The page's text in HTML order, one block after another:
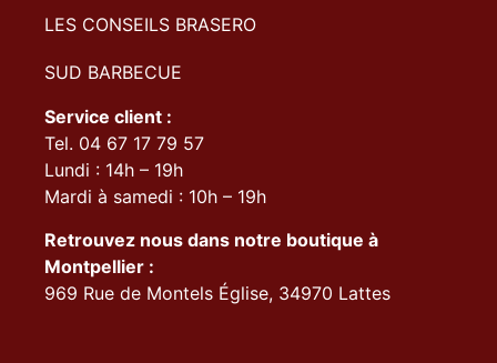
LES CONSEILS BRASERO
SUD BARBECUE
Service client :
Tel. 04 67 17 79 57
Lundi : 14h – 19h
Mardi à samedi : 10h – 19h
Retrouvez nous dans notre boutique à
Montpellier :
969 Rue de Montels Église, 34970 Lattes